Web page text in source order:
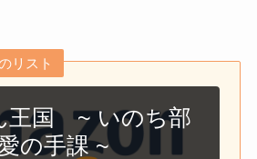
リスト
王国 ~ いのち部
の手課 ~